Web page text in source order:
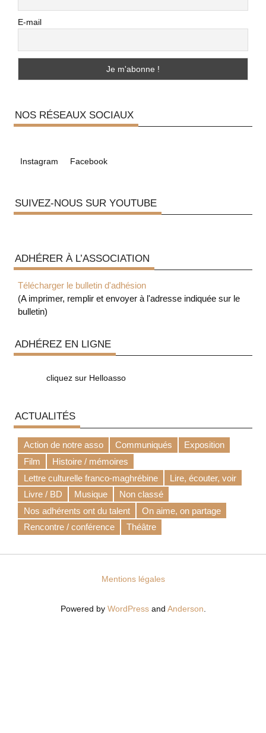
E-mail
NOS RÉSEAUX SOCIAUX
Instagram Facebook
SUIVEZ-NOUS SUR YOUTUBE
ADHÉRER À L’ASSOCIATION
Télécharger le bulletin d'adhésion
(A imprimer, remplir et envoyer à l'adresse indiquée sur le
bulletin)
ADHÉREZ EN LIGNE
cliquez sur Helloasso
ACTUALITÉS
Action de notre asso Communiqués
Exposition
Film
Histoire / mémoires
Lettre culturelle franco-maghrébine
Lire, écouter, voir
Livre / BD
Musique
Non classé
Nos adhérents ont du talent
On aime, on partage
Rencontre / conférence
Théâtre
Mentions légales
Powered by WordPressand Anderson